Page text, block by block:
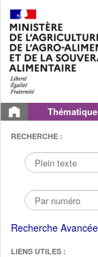
Thématique
RECHERCHE :
Recherche Avancée
LIENS UTILES :